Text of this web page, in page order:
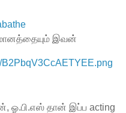
இவன்
ஓ.பி.எஸ் தான் இப்ப acting